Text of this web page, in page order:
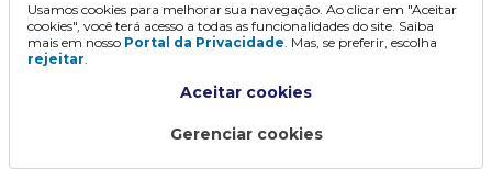
Continuar
Usamos cookies para melhorar sua navegação. Ao clicar em "Aceitar
cookies", você terá acesso a todas as funcionalidades do site. Saiba
mais em nosso Portal da Privacidade. Mas, se preferir, escolha
rejeitar.
Aceitar cookies
Gerenciar cookies